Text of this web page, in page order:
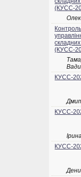
(КУСС-
Контроль
(КУСС-
КУСС-
КУСС-
КУСС-